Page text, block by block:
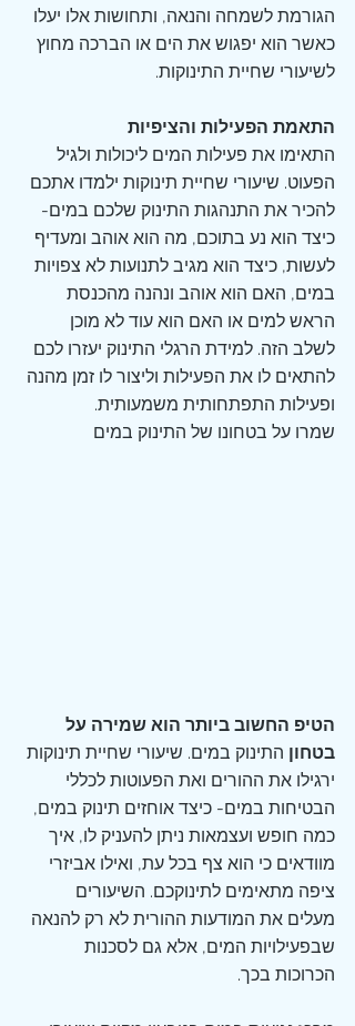
הגורמת לשמחה והנאה, ותחושות אלו יעלו
כאשר הוא יפגוש את הים או הברכה מחוץ
לשיעורי שחיית התינוקות.
התאמת הפעילות והציפיות
התאימו את פעילות המים ליכולות ולגיל
הפעוט. שיעורי שחיית תינוקות ילמדו אתכם
להכיר את התנהגות התינוק שלכם במים-
כיצד הוא נע בתוכם, מה הוא אוהב ומעדיף
לעשות, כיצד הוא מגיב לתנועות לא צפויות
במים, האם הוא אוהב ונהנה מהכנסת
הראש למים או האם הוא עוד לא מוכן
לשלב הזה. למידת הרגלי התינוק יעזרו לכם
להתאים לו את הפעילות וליצור לו זמן מהנה
ופעילות התפתחותית משמעותית.
שמרו על בטחונו של התינוק במים
הטיפ החשוב ביותר הוא שמירה על
בטחון התינוק במים. שיעורי שחיית תינוקות
ירגילו את ההורים ואת הפעוטות לכללי
הבטיחות במים- כיצד אוחזים תינוק במים,
כמה חופש ועצמאות ניתן להעניק לו, איך
מוודאים כי הוא צף בכל עת, ואילו אביזרי
ציפה מתאימים לתינוקכם. השיעורים
מעלים את המודעות ההורית לא רק להנאה
שבפעילויות המים, אלא גם לסכנות
הכרוכות בכך.